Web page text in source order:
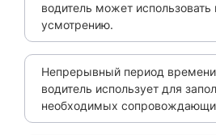
водитель может
усмотрению.
Непрерывный период
водитель использует для
необходимых